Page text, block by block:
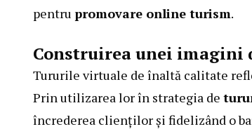
pentru promovare online turism.
Construirea unei imagini
Tururile virtuale de înaltă calitate
Prin utilizarea lor în strategia de
încrederea clienților și fidelizând o